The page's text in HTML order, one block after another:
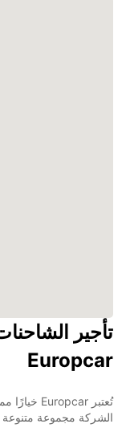
Europcar
الشركة مجموعة متنوعة